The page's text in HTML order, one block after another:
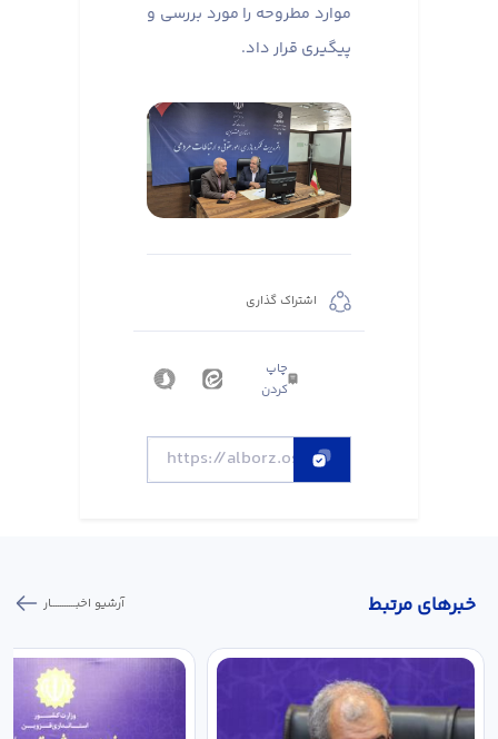
موارد مطروحه را مورد بررسی و
پیگیری قرار داد.
اشتراک گذاری
چاپ
کردن
خبر‌های مرتبط آرشیو اخبـــــــــــار